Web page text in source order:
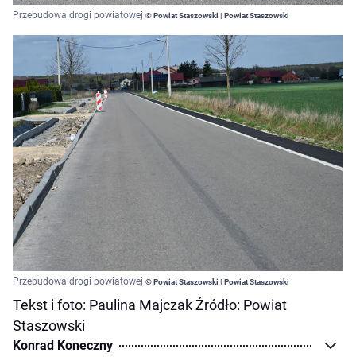
Przebudowa drogi powiatowej © Powiat Staszowski | Powiat Staszowski
Przebudowa drogi powiatowej © Powiat Staszowski | Powiat Staszowski
Tekst i foto: Paulina Majczak Źródło: Powiat
Staszowski
Konrad Koneczny